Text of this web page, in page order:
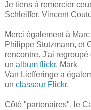
Je tiens à remercier
Schleiffer, Vincent
Merci également à
Philippe Stutzmann, et
rencontre. J'ai
un album flickr, Mark
Van Liefferinge a
un classeur Flickr.
Côté "partenaires", le